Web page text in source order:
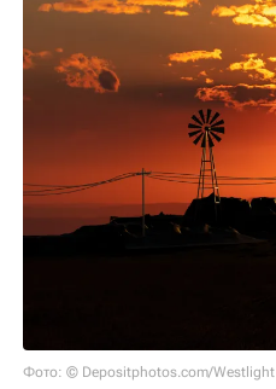
Фото: © Depositphotos.com/Westlight